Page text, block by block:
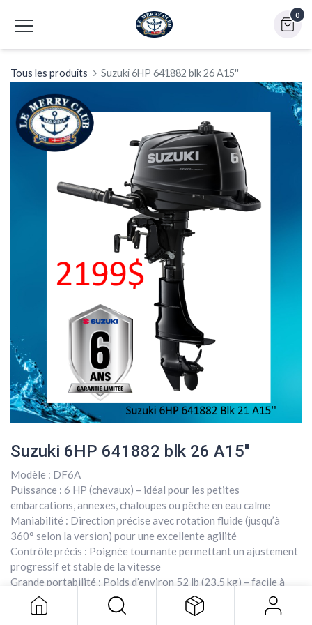
0
Tous les produits Suzuki 6HP 641882 blk 26 A15''
Suzuki 6HP 641882 blk 26 A15''
Modèle : DF6A
Puissance : 6 HP (chevaux) – idéal pour les petites
embarcations, annexes, chaloupes ou pêche en eau calme
Maniabilité : Direction précise avec rotation fluide (jusqu’à
360° selon la version) pour une excellente agilité
Contrôle précis : Poignée tournante permettant un ajustement
progressif et stable de la vitesse
Grande portabilité : Poids d’environ 52 lb (23,5 kg) – facile à
transporter et à installer par une seule personne
Autonomie pratique : Réservoir de carburant intégré d’environ
Suzuki 6HP 641882 blk 26 A15''
2 199,00 $